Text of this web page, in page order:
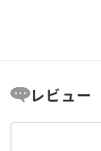
レビュー